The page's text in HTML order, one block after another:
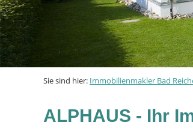
Sie sind hier: Immobilienmakler Bad
ALPHAUS - Ihr